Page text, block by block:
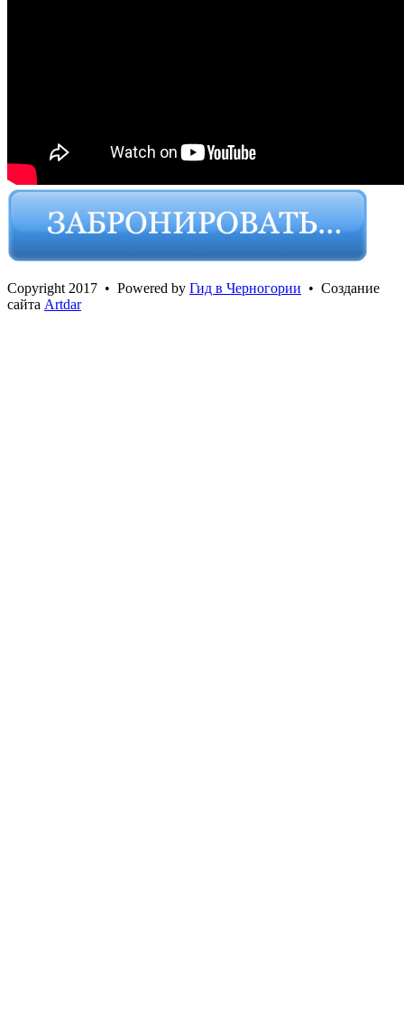
Сopyright 2017 • Powered by Гид в Черногории • Создание
сайта Artdar